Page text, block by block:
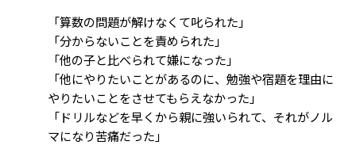
「算数の問題が解けなくて叱られた」
「分からないことを責められた」
「他の子と比べられて嫌になった」
「他にやりたいことがあるのに、勉強や宿題を理由に
やりたいことをさせてもらえなかった」
「ドリルなどを早くから親に強いられて、それがノル
マになり苦痛だった」